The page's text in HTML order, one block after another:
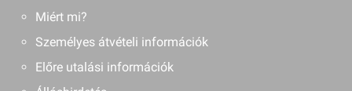
Miért mi?
Személyes átvételi információk
Előre utalási információk